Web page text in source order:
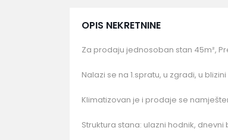
OPIS NEKRETNINE
Za prodaju jednosoban stan 45m²,
Nalazi se na 1.spratu, u zgradi, u
Klimatizovan je i prodaje se
Struktura stana: ulazni hodnik,